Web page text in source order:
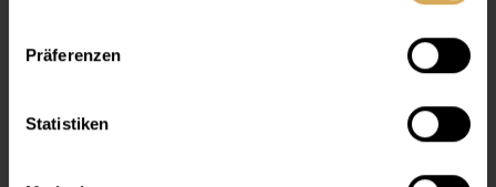
Präferenzen
Statistiken